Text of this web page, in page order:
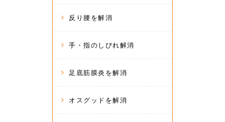
反り腰を解消
手・指のしびれ解消
足底筋膜炎を解消
オスグッドを解消